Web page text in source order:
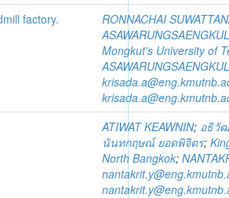
factory. RONNACHAI
ASAWARUNGSAENGKUL
Mongkut's University of
ASAWARUNGSAENGKUL
ATIWAT KEAWNIN; อธิวั
นันทกฤษณ์ ยอดพิจิตร;
North Bangkok;